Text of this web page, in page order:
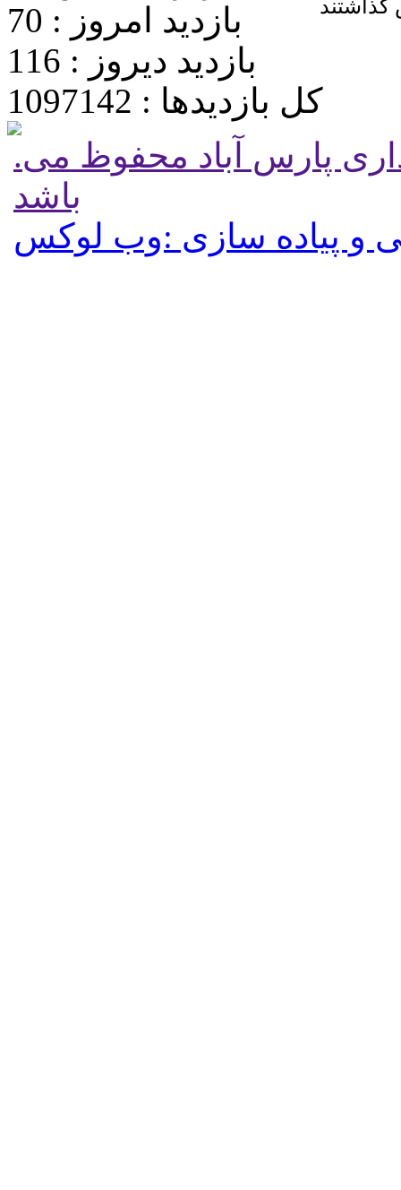
بازدید امروز : 70
بازدید دیروز : 116
کل بازدیدها : 1097142
.تمامی حقوق برای پایگاه شهرداری پارس آباد محفوظ می
باشد
و پیاده سازی :وب لوکس